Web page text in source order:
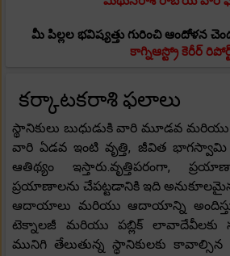
మీ పిల్లల భవిష్యత్తు గురించి ఆందోళన
కాగ్నిఆస్ట్రో కెరీర్
కర్కాటకరాశి ఫలాలు
స్థానికులు బుధుడుకి వారి మూడవ మరియు
వారి ఏడవ ఇంటి వృత్తి, జీవిత
ఆతిథ్యం ఇస్తారు.వృత్తిపరంగా,
ప్రయాణాలను చేపట్టడానికి ఇది
ఆదాయాలు మరియు ఆదాయాన్ని
టెక్నాలజీ మరియు పబ్లిక్ లావాదేవీలకు
మునిగి తేలుతున్న స్థానికులకు కావాల్సిన